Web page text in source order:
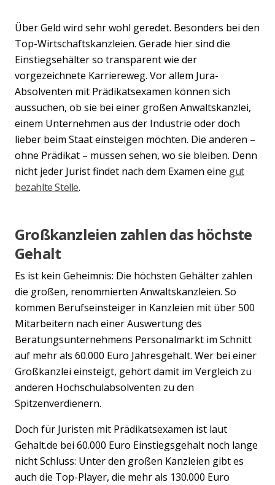
Über Geld wird sehr wohl geredet. Besonders bei den
Top-Wirtschaftskanzleien. Gerade hier sind die
Einstiegsehälter so transparent wie der
vorgezeichnete Karriereweg. Vor allem Jura-
Absolventen mit Prädikatsexamen können sich
aussuchen, ob sie bei einer großen Anwaltskanzlei,
einem Unternehmen aus der Industrie oder doch
lieber beim Staat einsteigen möchten. Die anderen –
ohne Prädikat – müssen sehen, wo sie bleiben. Denn
nicht jeder Jurist findet nach dem Examen eine gut
bezahlte Stelle.
Großkanzleien zahlen das höchste
Gehalt
Es ist kein Geheimnis: Die höchsten Gehälter zahlen
die großen, renommierten Anwaltskanzleien. So
kommen Berufseinsteiger in Kanzleien mit über 500
Mitarbeitern nach einer Auswertung des
Beratungsunternehmens Personalmarkt im Schnitt
auf mehr als 60.000 Euro Jahresgehalt. Wer bei einer
Großkanzlei einsteigt, gehört damit im Vergleich zu
anderen Hochschulabsolventen zu den
Spitzenverdienern.
Doch für Juristen mit Prädikatsexamen ist laut
Gehalt.de bei 60.000 Euro Einstiegsgehalt noch lange
nicht Schluss: Unter den großen Kanzleien gibt es
auch die Top-Player, die mehr als 130.000 Euro